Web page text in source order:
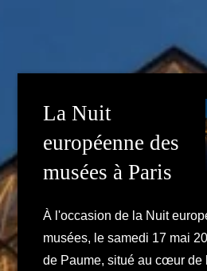
La Nuit
européenne des
musées à Paris
À l'occasion de la Nuit
musées, le samedi 17 mai
de Paume, situé au cœur de